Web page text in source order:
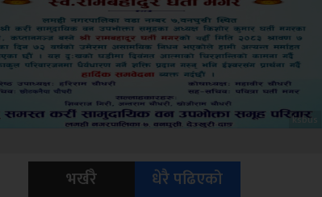
Sdc
भर्खरै धेरै पढिएको